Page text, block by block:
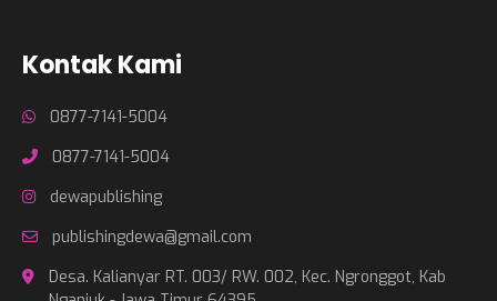
Kontak Kami
0877-7141-5004
0877-7141-5004
dewapublishing
publishingdewa@gmail.com
Desa. Kalianyar RT. 003/ RW. 002, Kec. Ngronggot, Kab